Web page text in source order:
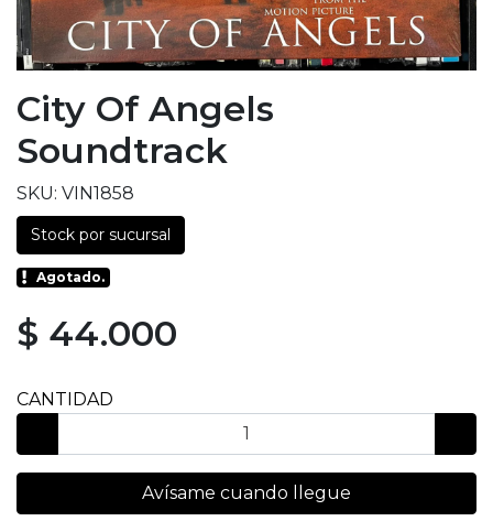
City Of Angels
Soundtrack
SKU: VIN1858
Stock por sucursal
Agotado.
$ 44.000
CANTIDAD
Avísame cuando llegue